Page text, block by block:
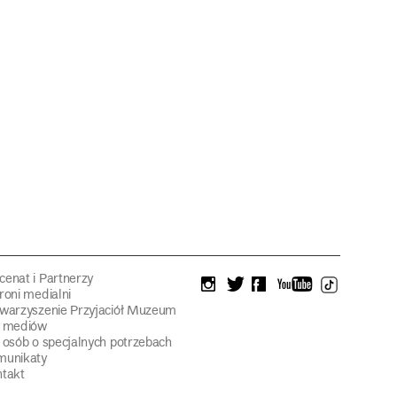
i Partnerzy
medialni
Przyjaciół Muzeum
o specjalnych potrzebach
instagram
twitterfacebookyoutube
tiktok